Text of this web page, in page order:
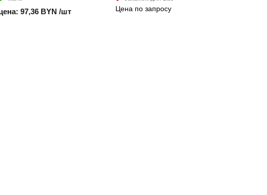
97,36 BYN /шт Цена по запросу